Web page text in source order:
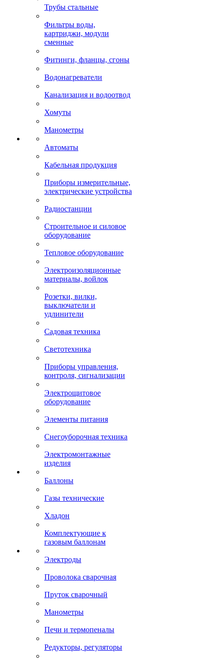
Трубы стальные
Фильтры воды,
картриджи, модули
сменные
Фитинги, фланцы, сгоны
Водонагреватели
Канализация и водоотвод
Хомуты
Манометры
Автоматы
Кабельная продукция
Приборы измерительные,
электрические устройства
Радиостанции
Строительное и силовое
оборудование
Тепловое оборудование
Электроизоляционные
материалы, войлок
Розетки, вилки,
выключатели и
удлинители
Садовая техника
Светотехника
Приборы управления,
контроля, сигнализации
Электрощитовое
оборудование
Элементы питания
Снегоуборочная техника
Электромонтажные
изделия
Баллоны
Газы технические
Хладон
Комплектующие к
газовым баллонам
Электроды
Проволока сварочная
Пруток сварочный
Манометры
Печи и термопеналы
Редукторы, регуляторы